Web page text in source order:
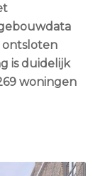
ontsloten
is duidelijk
woningen